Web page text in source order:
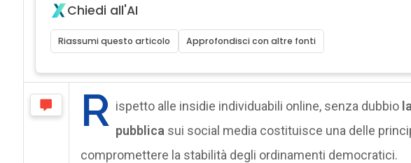
Chiedi all'AI
Riassumi questo articolo Approfondisci con altre fonti
R ispetto alle insidie individuabili online, senza dubbio
pubblica sui social media costituisce una delle
compromettere la stabilità degli ordinamenti democratici.